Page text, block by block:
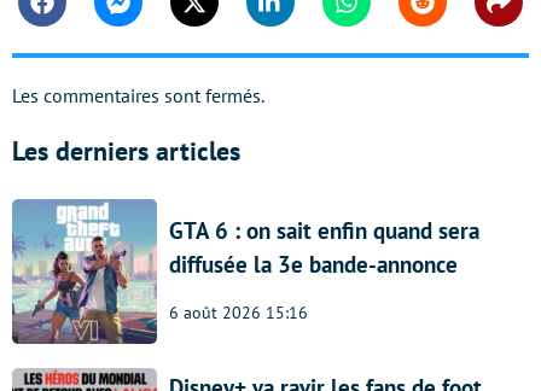
FacebookMessengerTwitter Linkedin WhatsappReddit
Les commentaires sont fermés.
Les derniers articles
GTA 6 : on sait enfin quand sera
diffusée la 3e bande-annonce
6 août 2026 15:16